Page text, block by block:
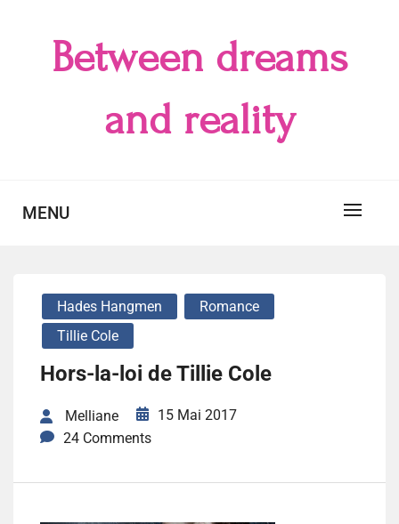
Between dreams
and reality
MENU
Hades Hangmen
Romance
Tillie Cole
Hors-la-loi de Tillie Cole
Melliane
15 Mai 2017
24 Comments